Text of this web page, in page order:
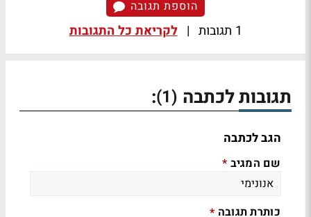
הוספת תגובה
1 תגובות | לקריאת כל התגובות
תגובות לכתבה (1)
:
הגב לכתבה
שם המגיב *
כותרת תגובה *